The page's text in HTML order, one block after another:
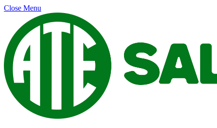
Close Menu